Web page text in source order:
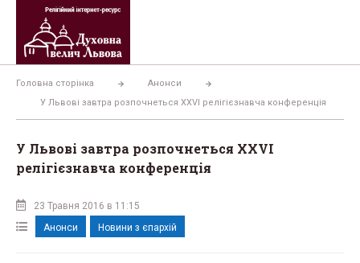
Перейти
вмісту
Головна сторінка
Анонси
У Львові завтра розпочнеться XXVI релігієзнавча конференція
У Львові завтра розпочнеться XXVI
релігієзнавча конференція
23 Травня 2016 в 11:15
Анонси
Новини з єпархій